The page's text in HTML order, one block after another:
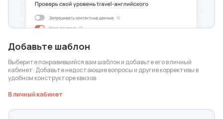
Добавьте шаблон
Выберите понравившийся вам шаблон и добавьте его в личный
кабинет. Добавьте недостающие вопросы и другие коррективы в
удобном конструкторе квизов
В личный кабинет